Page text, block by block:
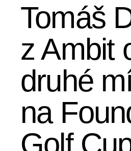
Tomáš
z Ambit
druhé
na
Golf